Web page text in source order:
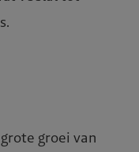
groei van